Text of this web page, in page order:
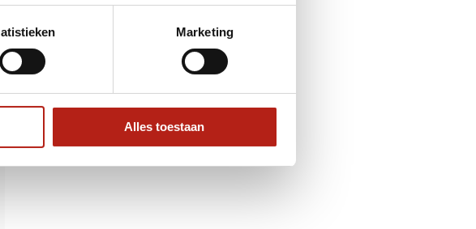
Marketing
Alles toestaan